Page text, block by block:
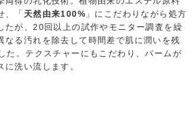
、「 天然由来100% 」にこだわりながら処方
たが、20回以上の試作やモニター調査を繰
る汚れを除去して時間差で肌に潤いを残
た。テクスチャーにもこだわり、バームが
洗い流します。